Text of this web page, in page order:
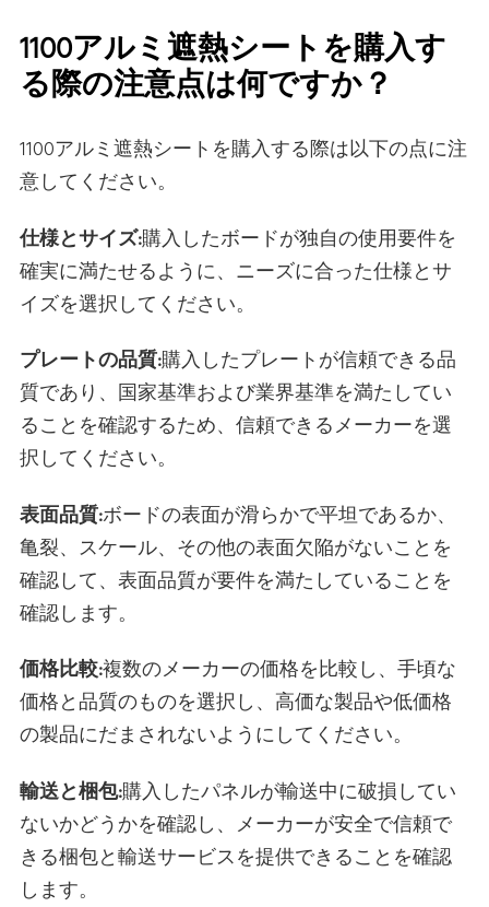
1100アルミ遮熱シートを購入す
る際の注意点は何ですか？
1100アルミ遮熱シートを購入する際は以下の点に注
意してください。
仕様とサイズ:購入したボードが独自の使用要件を
確実に満たせるように、ニーズに合った仕様とサ
イズを選択してください。
プレートの品質:購入したプレートが信頼できる品
質であり、国家基準および業界基準を満たしてい
ることを確認するため、信頼できるメーカーを選
択してください。
表面品質:ボードの表面が滑らかで平坦であるか、
亀裂、スケール、その他の表面欠陥がないことを
確認して、表面品質が要件を満たしていることを
確認します。
価格比較:複数のメーカーの価格を比較し、手頃な
価格と品質のものを選択し、高価な製品や低価格
の製品にだまされないようにしてください。
輸送と梱包:購入したパネルが輸送中に破損してい
ないかどうかを確認し、メーカーが安全で信頼で
きる梱包と輸送サービスを提供できることを確認
します。